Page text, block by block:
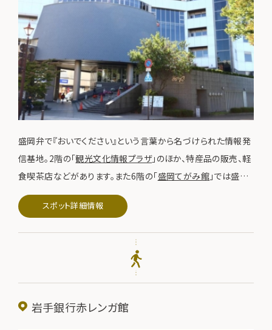
盛岡弁で『おいでください』という言葉から名づけられた情報発
信基地。2階の「観光文化情報プラザ」のほか、特産品の販売、軽
食喫茶店などがあります。また6階の「盛岡てがみ館 」では盛岡
ゆかりの偉人たちの手紙や日記などを収蔵・展示しています。
スポット詳細情報
岩手銀行赤レンガ館